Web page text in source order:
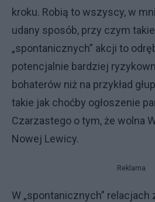
kroku. Robią to wszyscy, w
udany sposób, przy czym
„spontanicznych” akcji to
potencjalnie bardziej
bohaterów niż na przykład
takie jak choćby ogłoszenie
Czarzastego o tym, że wolna
Nowej Lewicy.
Reklama
W „spontanicznych” relacjach